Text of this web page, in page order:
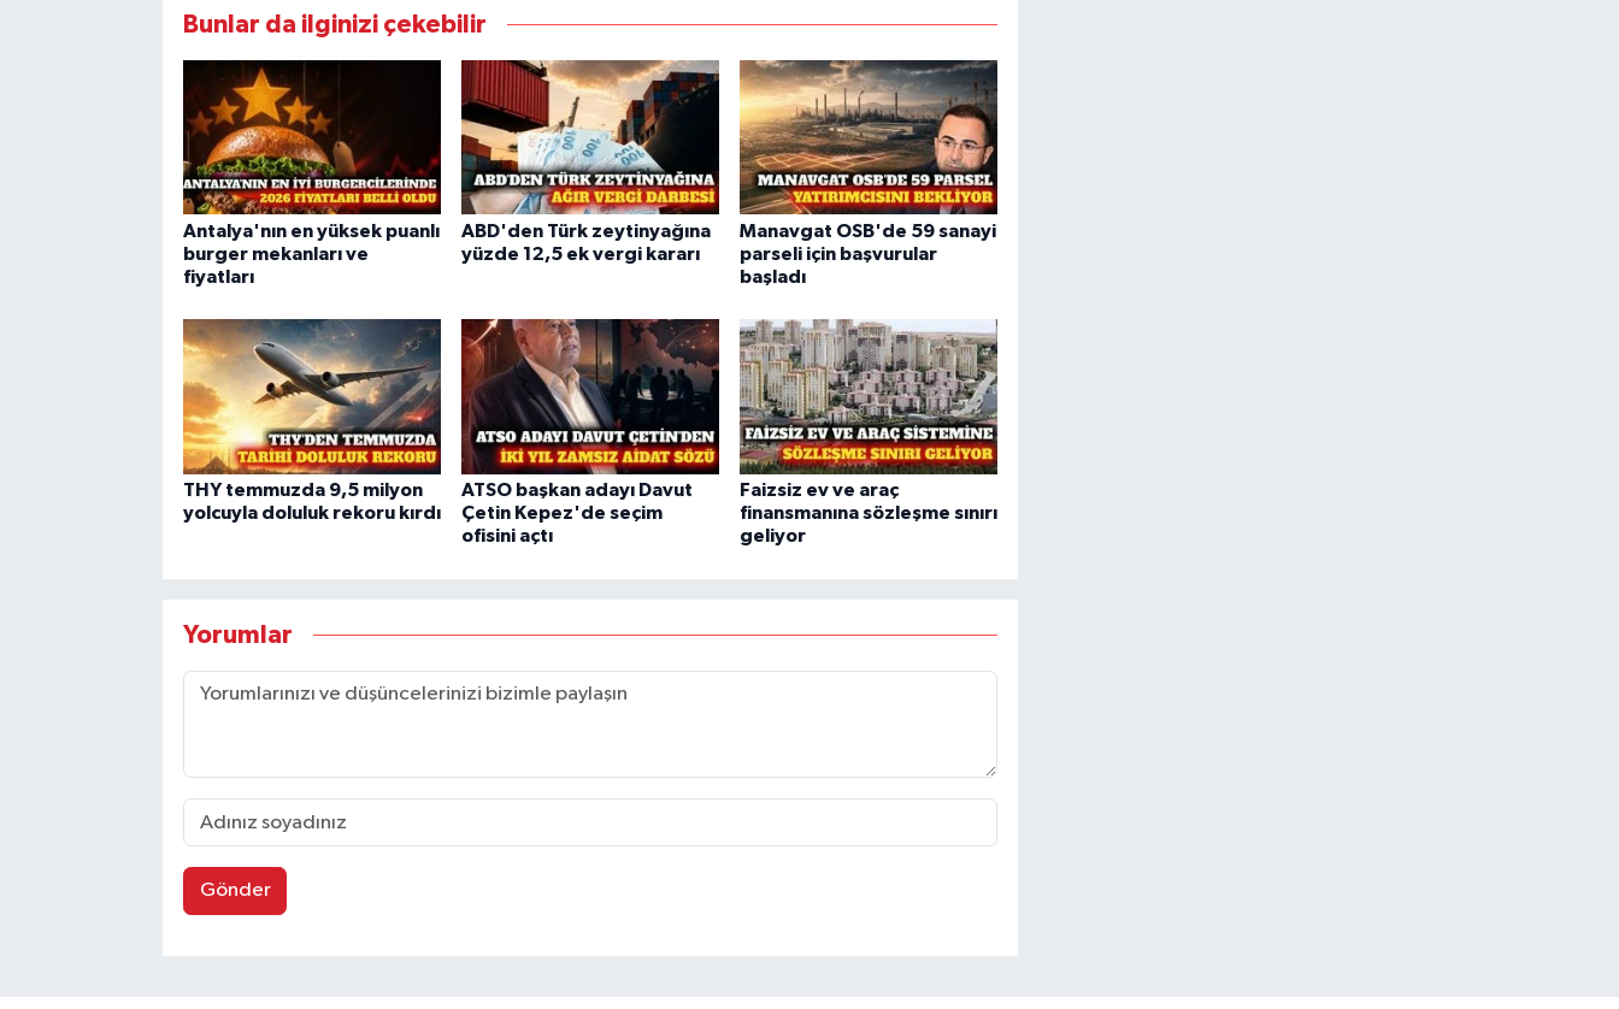
Bunlar da ilginizi çekebilir
Antalya'nın en yüksek puanlı
burger mekanları ve
fiyatları
ABD'den Türk zeytinyağına
yüzde 12,5 ek vergi kararı
Manavgat OSB'de 59 sanayi
parseli için başvurular
başladı
THY temmuzda 9,5 milyon
yolcuyla doluluk rekoru kırdı
ATSO başkan adayı Davut
Çetin Kepez'de seçim
ofisini açtı
Faizsiz ev ve araç
finansmanına sözleşme sınırı
geliyor
Yorumlar
Gönder